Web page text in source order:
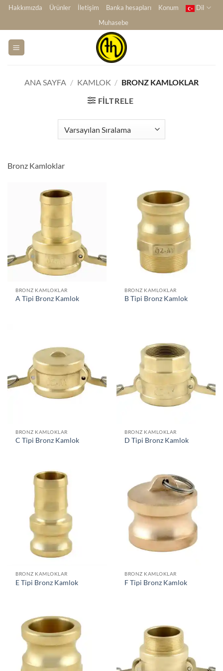
İçeriğe
Hakkımızda Ürünler İletişim Banka hesapları Konum
Dil
Muhasebe
ANA SAYFA / KAMLOK / BRONZ KAMLOKLAR
FILTRELE
Bronz Kamloklar
BRONZ KAMLOKLAR
A Tipi Bronz Kamlok
BRONZ KAMLOKLAR
B Tipi Bronz Kamlok
BRONZ KAMLOKLAR
C Tipi Bronz Kamlok
BRONZ KAMLOKLAR
D Tipi Bronz Kamlok
BRONZ KAMLOKLAR
E Tipi Bronz Kamlok
BRONZ KAMLOKLAR
F Tipi Bronz Kamlok